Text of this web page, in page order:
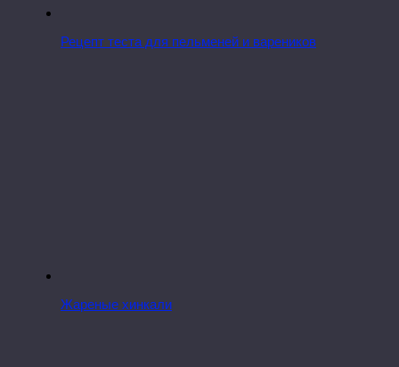
Рецепт теста для пельменей и вареников
Жареные хинкали